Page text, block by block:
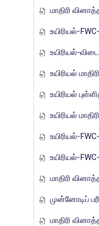
மாதிரி வினாத்தாள்
உயிரியல்-
உயிரியல்-
உயிரியல் மாதிரி
உயிரியல்
உயிரியல்
உயிரியல்-
உயிரியல்-
மாதிரி
முன்னோடிப் பரீட்சை -
மாதிரி வினாத்தாள் -